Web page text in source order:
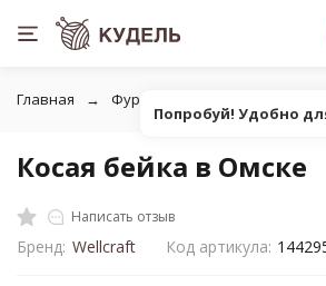
Главная Фурнитура для рукоделия
Косая бейка в Омске
Написать отзыв
Бренд: Wellcraft Код артикула:
Попробуй! Удобно